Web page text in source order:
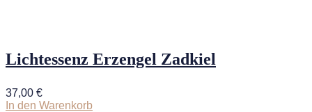
Lichtessenz Erzengel Zadkiel
37,00 €
In den Warenkorb